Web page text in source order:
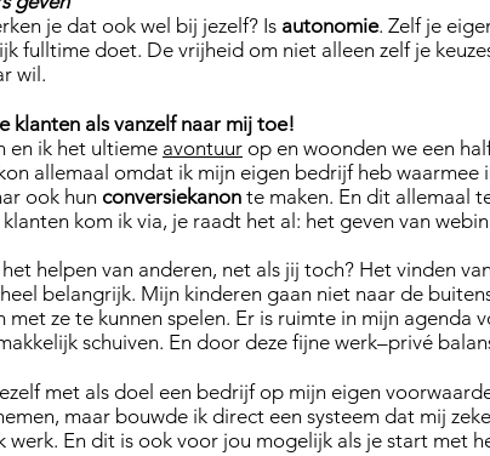
je dat ook wel bij jezelf? Is autonomie. Zelf je
fulltime doet. De vrijheid om niet alleen zelf je
wil.
klanten als vanzelf naar mij toe!
en ik het ultieme avontuur op en woonden we een
allemaal omdat ik mijn eigen bedrijf heb waarmee
ook hun conversiekanon te maken. En dit allemaal
kom ik via, je raadt het al: het geven van
helpen van anderen, net als jij toch? Het vinden
belangrijk. Mijn kinderen gaan niet naar de
ze te kunnen spelen. Er is ruimte in mijn agenda
schuiven. En door deze fijne werk–privé
met als doel een bedrijf op mijn eigen
maar bouwde ik direct een systeem dat mij
werk. En dit is ook voor jou mogelijk als je start met